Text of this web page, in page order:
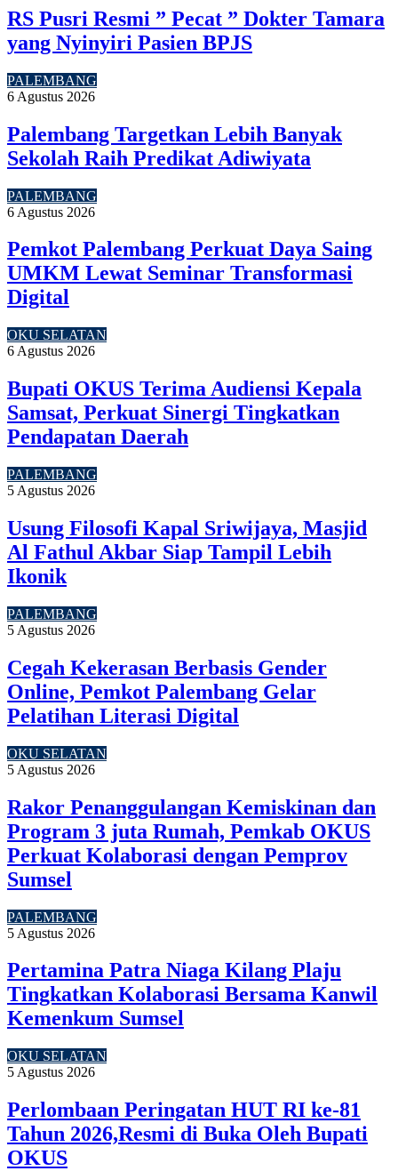
RS Pusri Resmi ” Pecat ” Dokter Tamara
yang Nyinyiri Pasien BPJS
PALEMBANG
6 Agustus 2026
Palembang Targetkan Lebih Banyak
Sekolah Raih Predikat Adiwiyata
PALEMBANG
6 Agustus 2026
Pemkot Palembang Perkuat Daya Saing
UMKM Lewat Seminar Transformasi
Digital
OKU SELATAN
6 Agustus 2026
Bupati OKUS Terima Audiensi Kepala
Samsat, Perkuat Sinergi Tingkatkan
Pendapatan Daerah
PALEMBANG
5 Agustus 2026
Usung Filosofi Kapal Sriwijaya, Masjid
Al Fathul Akbar Siap Tampil Lebih
Ikonik
PALEMBANG
5 Agustus 2026
Cegah Kekerasan Berbasis Gender
Online, Pemkot Palembang Gelar
Pelatihan Literasi Digital
OKU SELATAN
5 Agustus 2026
Rakor Penanggulangan Kemiskinan dan
Program 3 juta Rumah, Pemkab OKUS
Perkuat Kolaborasi dengan Pemprov
Sumsel
PALEMBANG
5 Agustus 2026
Pertamina Patra Niaga Kilang Plaju
Tingkatkan Kolaborasi Bersama Kanwil
Kemenkum Sumsel
OKU SELATAN
5 Agustus 2026
Perlombaan Peringatan HUT RI ke-81
Tahun 2026,Resmi di Buka Oleh Bupati
OKUS